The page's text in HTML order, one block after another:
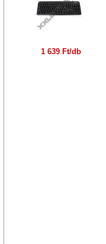
1 639 Ft/db